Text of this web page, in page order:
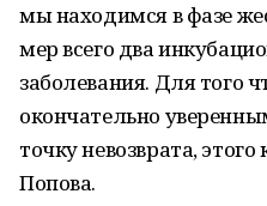
мы находимся в фазе
мер всего два
заболевания. Для того
окончательно
точку невозврата,
Попова.